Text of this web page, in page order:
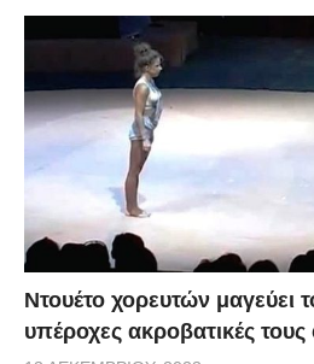
Ντουέτο χορευτών μαγεύει
υπέροχες ακροβατικές τους